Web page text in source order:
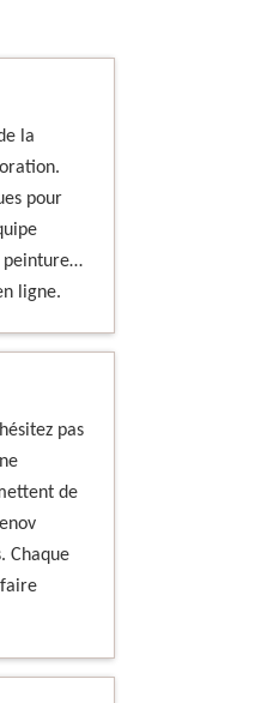
la
pour
peinture…
ligne.
pas
de
Chaque